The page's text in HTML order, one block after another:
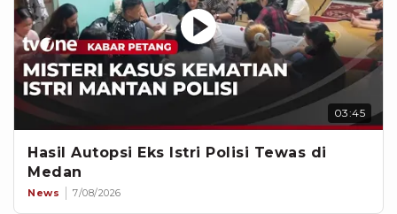
03:45
Hasil Autopsi Eks Istri Polisi Tewas di
Medan
News 7/08/2026